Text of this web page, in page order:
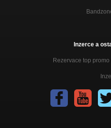
Inzerce a
Rezervace top